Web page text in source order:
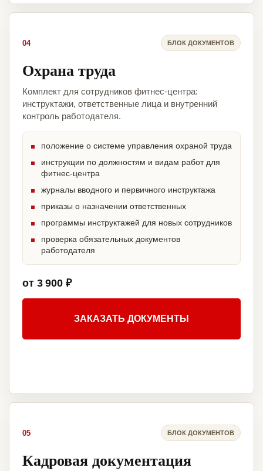
04 БЛОК ДОКУМЕНТОВ
Охрана труда
Комплект для сотрудников фитнес-центра:
инструктажи, ответственные лица и внутренний
контроль работодателя.
положение о системе управления охраной труда
инструкции по должностям и видам работ для
фитнес-центра
журналы вводного и первичного инструктажа
приказы о назначении ответственных
программы инструктажей для новых сотрудников
проверка обязательных документов
работодателя
от 3 900 ₽
ЗАКАЗАТЬ ДОКУМЕНТЫ
05 БЛОК ДОКУМЕНТОВ
Кадровая документация